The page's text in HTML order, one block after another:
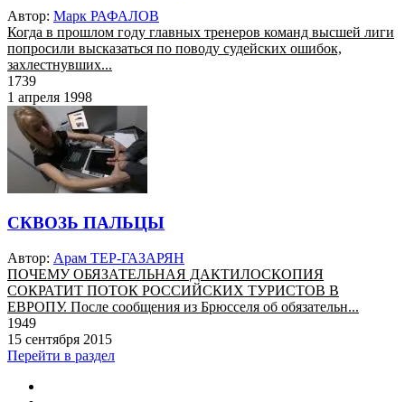
Автор: Марк РАФАЛОВ
Когда в прошлом году главных тренеров команд высшей лиги
попросили высказаться по поводу судейских ошибок,
захлестнувших...
1739
1 апреля 1998
СКВОЗЬ ПАЛЬЦЫ
Автор: Арам ТЕР-ГАЗАРЯН
ПОЧЕМУ ОБЯЗАТЕЛЬНАЯ ДАКТИЛОСКОПИЯ
СОКРАТИТ ПОТОК РОССИЙСКИХ ТУРИСТОВ В
ЕВРОПУ. После сообщения из Брюсселя об обязательн...
1949
15 сентября 2015
Перейти в раздел